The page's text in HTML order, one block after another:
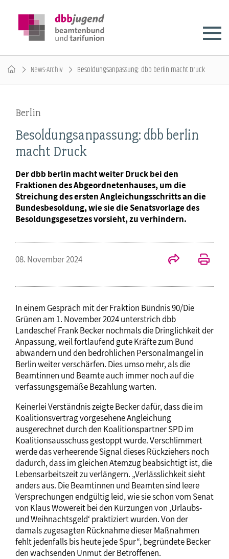
News-Archiv Besoldungsanpassung: dbb berlin macht Druck
Berlin
Besoldungsanpassung: dbb berlin
macht Druck
Der dbb berlin macht weiter Druck bei den
Fraktionen des Abgeordnetenhauses, um die
Streichung des ersten Angleichungsschritts an die
Bundesbesoldung, wie sie die Senatsvorlage des
Besoldungsgesetzes vorsieht, zu verhindern.
08. November 2024
In einem Gespräch mit der Fraktion Bündnis 90/Die
Grünen am 1. November 2024 unterstrich dbb
Landeschef Frank Becker nochmals die Dringlichkeit der
Anpassung, weil fortlaufend gute Kräfte zum Bund
abwandern und den bedrohlichen Personalmangel in
Berlin weiter verschärfen. Dies umso mehr, als die
Beamtinnen und Beamte auch immer noch auf die
verfassungsgemäße Bezahlung warten.
Keinerlei Verständnis zeigte Becker dafür, dass die im
Koalitionsvertrag vorgesehene Angleichung
ausgerechnet durch den Koalitionspartner SPD im
Koalitionsausschuss gestoppt wurde. Verschlimmert
werde das verheerende Signal dieses Rückziehers noch
dadurch, dass im gleichen Atemzug beabsichtigt ist, die
Lebensarbeitszeit zu verlängern. „Verlässlichkeit sieht
anders aus. Die Beamtinnen und Beamten sind leere
Versprechungen endgültig leid, wie sie schon vom Senat
von Klaus Wowereit bei den Kürzungen von ‚Urlaubs-
und Weihnachtsgeld‘ praktiziert wurden. Von der
damals zugesagten Rücknahme dieser Maßnahmen
fehlt jedenfalls bis heute jede Spur“, begründete Becker
den wachsenden Unmut der Betroffenen.